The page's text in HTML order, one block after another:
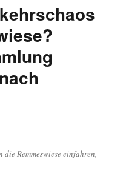
Remmeswiese einfahren,